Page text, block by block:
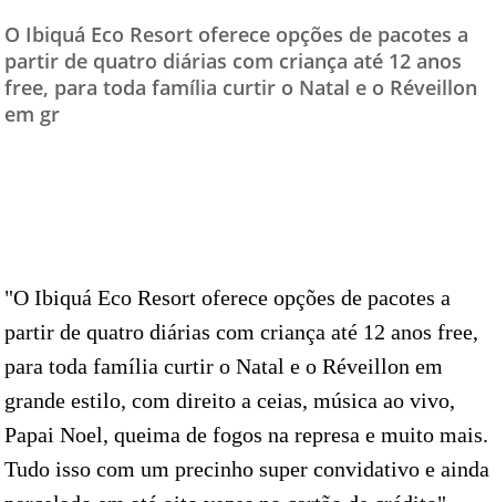
O Ibiquá Eco Resort oferece opções de pacotes a
partir de quatro diárias com criança até 12 anos
free, para toda família curtir o Natal e o Réveillon
em gr
"O Ibiquá Eco Resort oferece opções de pacotes a
partir de quatro diárias com criança até 12 anos free,
para toda família curtir o Natal e o Réveillon em
grande estilo, com direito a ceias, música ao vivo,
Papai Noel, queima de fogos na represa e muito mais.
Tudo isso com um precinho super convidativo e ainda